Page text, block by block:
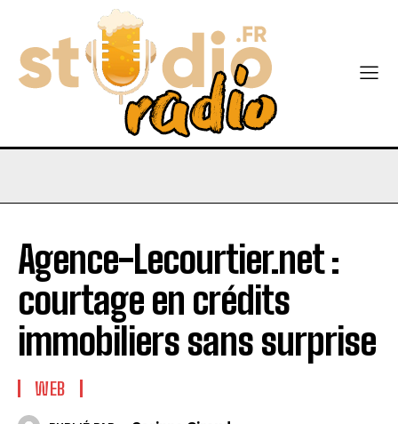
Agence-Lecourtier.net :
courtage en crédits
immobiliers sans surprise
WEB